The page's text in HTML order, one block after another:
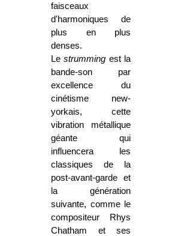
faisceaux
d'harmoniques de
plus en plus
denses.
Lestrumming est la
bande-son par
excellence du
cinétisme new-
yorkais, cette
vibration métallique
géante qui
influencera les
classiques de la
post-avant-garde et
la génération
suivante, comme le
compositeur Rhys
Chatham et ses